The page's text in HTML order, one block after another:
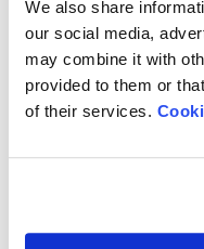
We also share
our social media,
may combine it with
provided to them or
of their services.
BeDensi B1
カサ密度測定